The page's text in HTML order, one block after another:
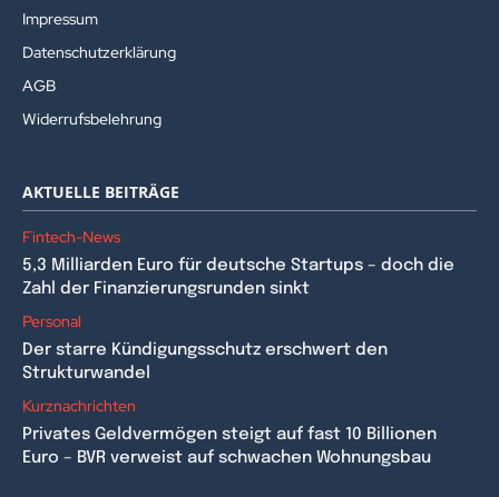
Impressum
Datenschutzerklärung
AGB
Widerrufsbelehrung
AKTUELLE BEITRÄGE
Fintech-News
5,3 Milliarden Euro für deutsche Startups – doch die
Zahl der Finanzierungsrunden sinkt
Personal
Der starre Kündigungsschutz erschwert den
Strukturwandel
Kurznachrichten
Privates Geldvermögen steigt auf fast 10 Billionen
Euro – BVR verweist auf schwachen Wohnungsbau